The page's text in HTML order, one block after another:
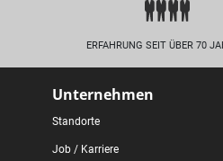
ERFAHRUNG SEIT ÜBER 70
Unternehmen
Standorte
Job / Karriere